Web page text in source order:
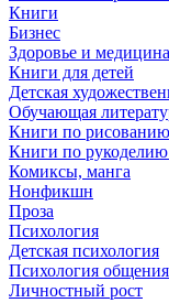
Книги
Бизнес
Здоровье и медицина
Книги для детей
Детская
Обучающая
Книги по рисованию
Книги по рукоделию
Комиксы, манга
Нонфикшн
Проза
Психология
Детская психология
Психология
Личностный рост